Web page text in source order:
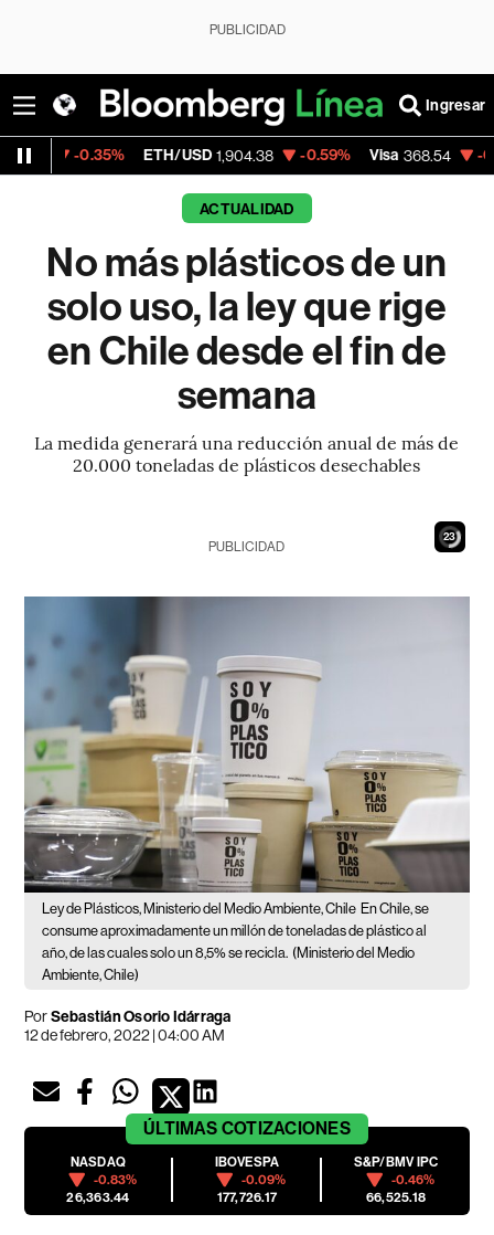
PUBLICIDAD
Ingresar
ETH/USD 1,904.38 -0.59% Visa 368.54 -0.28%
ACTUALIDAD
No más plásticos de un
solo uso, la ley que rige
en Chile desde el fin de
semana
La medida generará una reducción anual de más de
20.000 toneladas de plásticos desechables
22
PUBLICIDAD
Ley de Plásticos, Ministerio del Medio Ambiente, Chile En Chile, se
consume aproximadamente un millón de toneladas de plástico al
año, de las cuales solo un 8,5% se recicla. (Ministerio del Medio
Ambiente, Chile)
PorSebastián Osorio Idárraga
12 de febrero, 2022 | 04:00 AM
ÚLTIMAS COTIZACIONES
NASDAQ
-0.83%
26,363.44
IBOVESPA
-0.09%
177,726.17
S&P/BMV IPC
-0.46%
66,525.18